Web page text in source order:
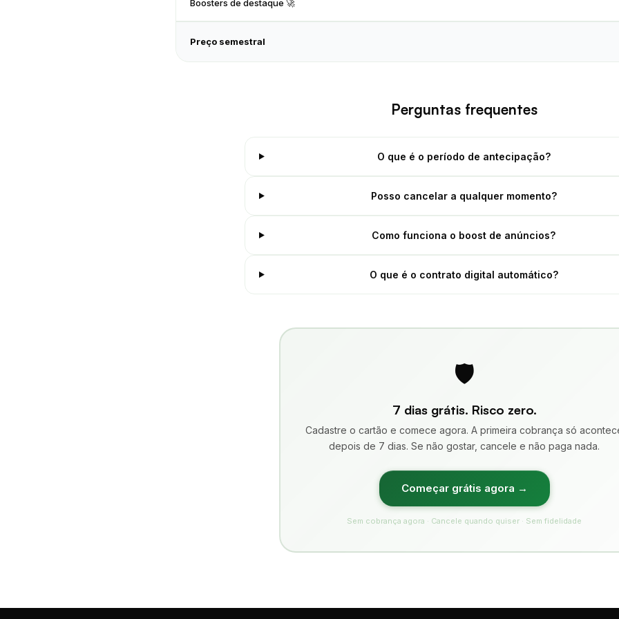
Boosters de destaque 🚀
Preço semestral
Perguntas frequentes
O que é o período de antecipação?
Posso cancelar a qualquer momento?
Como funciona o boost de anúncios?
O que é o contrato digital automático?
🛡️
7 dias grátis. Risco zero.
Cadastre o cartão e comece agora. A primeira cobrança só
depois de 7 dias. Se não gostar, cancele e não paga nada.
Começar grátis agora →
Sem cobrança agora · Cancele quando quiser · Sem fidelidade